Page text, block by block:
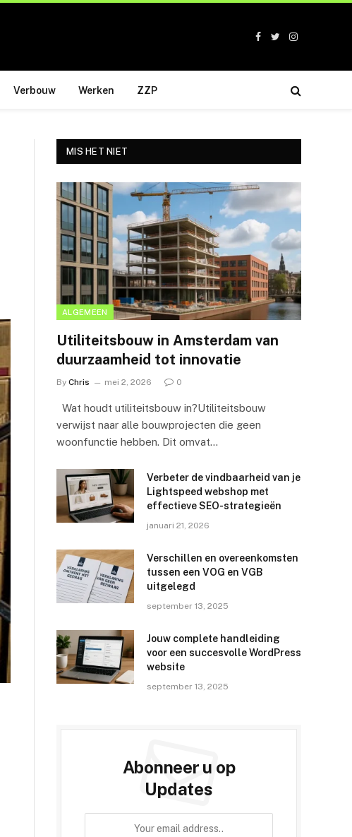
Facebook
TwitterInstagram
Verbouw Werken ZZP
MIS HET NIET
ALGEMEEN
Utiliteitsbouw in Amsterdam van
duurzaamheid tot innovatie
By Chris mei 2, 2026 0
Wat houdt utiliteitsbouw in?Utiliteitsbouw
verwijst naar alle bouwprojecten die geen
woonfunctie hebben. Dit omvat…
Verbeter de vindbaarheid van je
Lightspeed webshop met
effectieve SEO-strategieën
januari 21, 2026
Verschillen en overeenkomsten
tussen een VOG en VGB
uitgelegd
september 13, 2025
Jouw complete handleiding
voor een succesvolle WordPress
website
september 13, 2025
Abonneer u op
Updates